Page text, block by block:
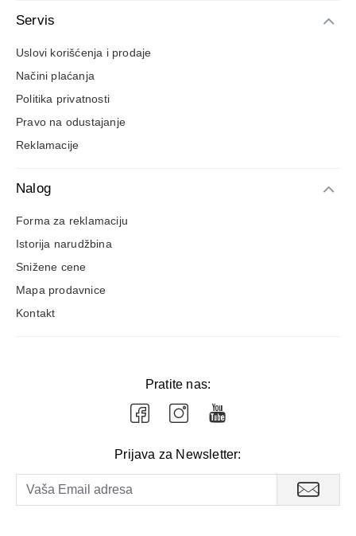
Servis
Uslovi korišćenja i prodaje
Načini plaćanja
Politika privatnosti
Pravo na odustajanje
Reklamacije
Nalog
Forma za reklamaciju
Istorija narudžbina
Snižene cene
Mapa prodavnice
Kontakt
Pratite nas:
Prijava za Newsletter: